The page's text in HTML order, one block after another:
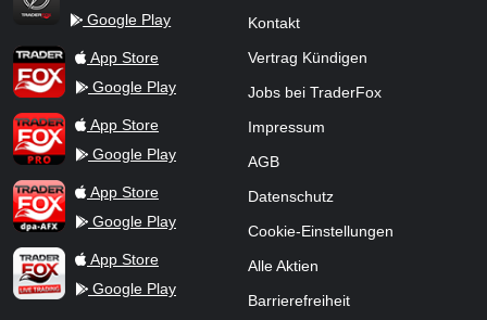
TraderFox Flash
Google Play
TraderFox AppApp Store
Google Play
TraderFox ProApp Store
Google Play
TraderFox dpa-AFX ProFeed
App Store
Google Play
TraderFox Live Trading
App Store
Google Play
Kontakt
Vertrag Kündigen
Jobs bei TraderFox
Impressum
AGB
Datenschutz
Cookie-Einstellungen
Alle Aktien
Barrierefreiheit